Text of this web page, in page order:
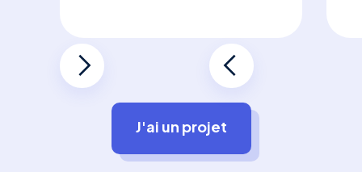
J'ai un projet